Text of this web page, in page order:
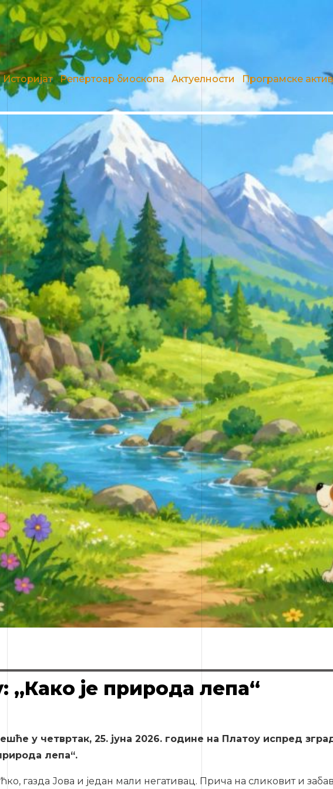
Историјат Репертоар биоскопа Актуелности Програмске
„Како је природа лепа“
у четвртак, 25. јуна 2026. године на Платоу испред
лепа“.
газда Јова и један мали негативац. Прича на сликовит и